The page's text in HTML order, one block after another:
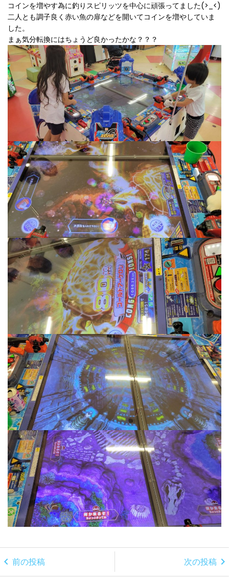
コインを増やす為に釣りスピリッツを中心に頑張ってました(>_<)
二人とも調子良く赤い魚の扉などを開いてコインを増やしていま
した。
まぁ気分転換にはちょうど良かったかな？？？
chevron_left 前の投稿 次の投稿 chevron_right